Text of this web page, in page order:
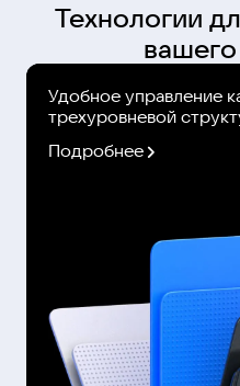
Технологии
Удобное управление
трехуровневой
Подробнее